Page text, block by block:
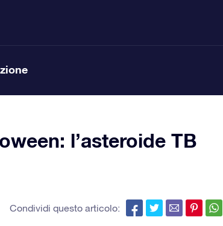
l’asteroide TB
Condividi questo articolo: